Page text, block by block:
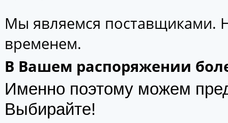
Мы являемся поставщиками.
временем.
В Вашем распоряжении
Именно поэтому можем
Выбирайте!